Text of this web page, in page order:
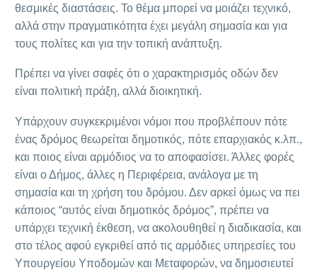
θεσμικές διαστάσεις. Το θέμα μπορεί να μοιάζει τεχνικό,
αλλά στην πραγματικότητα έχει μεγάλη σημασία και για
τους πολίτες και για την τοπική ανάπτυξη.
Πρέπει να γίνει σαφές ότι ο χαρακτηρισμός οδών δεν
είναι πολιτική πράξη, αλλά διοικητική.
Υπάρχουν συγκεκριμένοι νόμοι που προβλέπουν πότε
ένας δρόμος θεωρείται δημοτικός, πότε επαρχιακός κ.λπ.,
και ποιος είναι αρμόδιος να το αποφασίσει. Άλλες φορές
είναι ο Δήμος, άλλες η Περιφέρεια, ανάλογα με τη
σημασία και τη χρήση του δρόμου. Δεν αρκεί όμως να πει
κάποιος “αυτός είναι δημοτικός δρόμος”, πρέπει να
υπάρχει τεχνική έκθεση, να ακολουθηθεί η διαδικασία, και
στο τέλος αφού εγκριθεί από τις αρμόδιες υπηρεσίες του
Υπουργείου Υποδομών και Μεταφορών, να δημοσιευτεί